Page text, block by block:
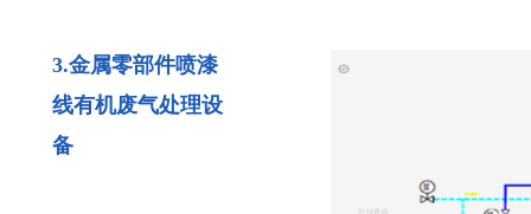
3.金属零部件喷漆
线有机废气处理设
备